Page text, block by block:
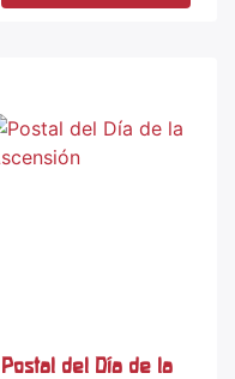
Postal del Día de la